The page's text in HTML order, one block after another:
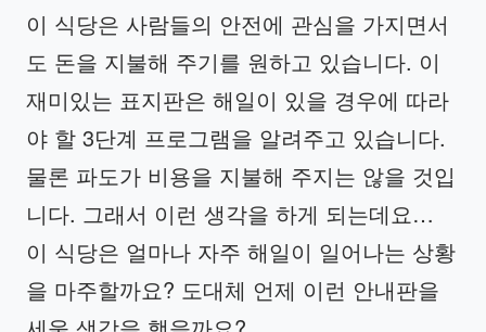
이 식당은 사람들의 안전에 관심을 가지면서
도 돈을 지불해 주기를 원하고 있습니다. 이
재미있는 표지판은 해일이 있을 경우에 따라
야 할 3단계 프로그램을 알려주고 있습니다.
물론 파도가 비용을 지불해 주지는 않을 것입
니다. 그래서 이런 생각을 하게 되는데요…
이 식당은 얼마나 자주 해일이 일어나는 상황
을 마주할까요? 도대체 언제 이런 안내판을